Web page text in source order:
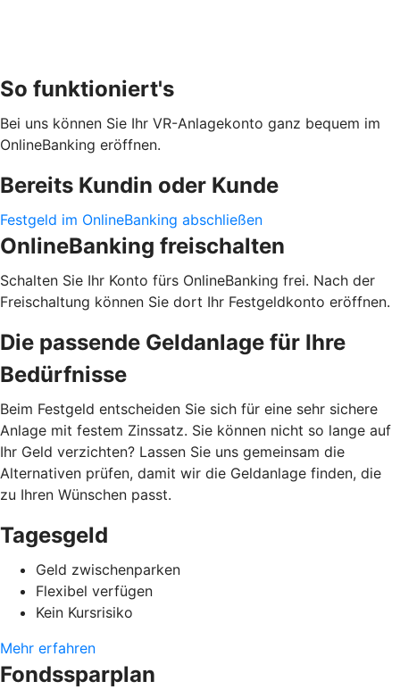
So funktioniert's
Bei uns können Sie Ihr VR-Anlagekonto ganz bequem im
OnlineBanking eröffnen.
Bereits Kundin oder Kunde
Festgeld im OnlineBanking abschließen
OnlineBanking freischalten
Schalten Sie Ihr Konto fürs OnlineBanking frei. Nach der
Freischaltung können Sie dort Ihr Festgeldkonto eröffnen.
Die passende Geldanlage für Ihre
Bedürfnisse
Beim Festgeld entscheiden Sie sich für eine sehr sichere
Anlage mit festem Zinssatz. Sie können nicht so lange auf
Ihr Geld verzichten? Lassen Sie uns gemeinsam die
Alternativen prüfen, damit wir die Geldanlage finden, die
zu Ihren Wünschen passt.
Tagesgeld
Geld zwischenparken
Flexibel verfügen
Kein Kursrisiko
Mehr erfahren
Fondssparplan